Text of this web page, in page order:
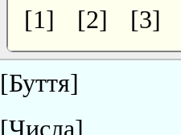
[1] [2] [3]
[Буття]
[Числа]